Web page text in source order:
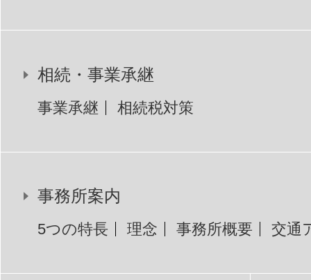
相続・事業承継
事業承継 相続税対策
事務所案内
5つの特長 理念 事務所概要 交通